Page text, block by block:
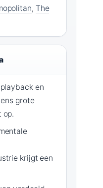
, The
en
grote
op.
krijgt een